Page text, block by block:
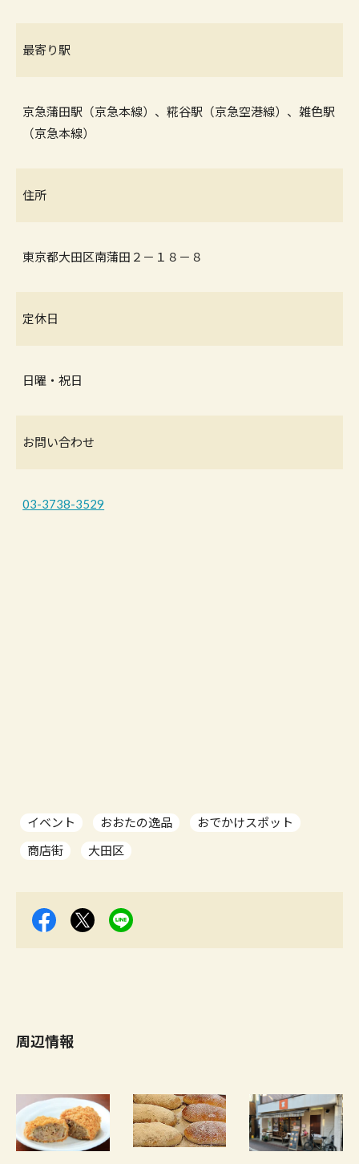
最寄り駅
京急蒲田駅（京急本線）、糀谷駅（京急空港線）、雑色駅
（京急本線）
住所
東京都大田区南蒲田２－１８－８
定休日
日曜・祝日
お問い合わせ
03-3738-3529
イベント おおたの逸品
おでかけスポット
商店街
大田区
周辺情報